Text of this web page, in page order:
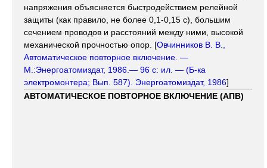
напряжения объясняется быстродействием релейной
защиты (как правило, не более 0,1-0,15 с), большим
сечением проводов и расстояний между ними, высокой
механической прочностью опор. [Овчинников В. В.,
Автоматическое повторное включение. —
М.:Энергоатомиздат, 1986.— 96 с: ил. — (Б-ка
электромонтера; Вып. 587). Энергоатомиздат, 1986]
АВТОМАТИЧЕСКОЕ ПОВТОРНОЕ ВКЛЮЧЕНИЕ (АПВ)